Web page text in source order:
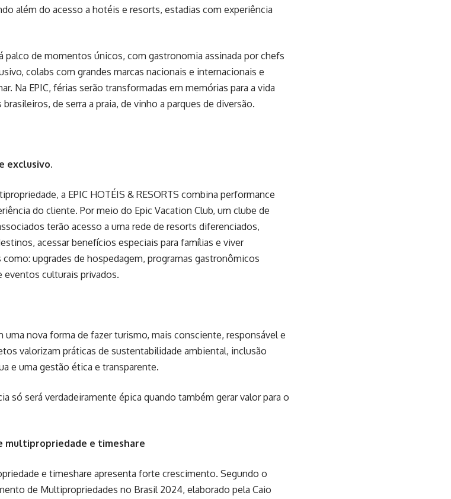
além do acesso a hotéis e resorts, estadias com experiência
palco de momentos únicos, com gastronomia assinada por chefs
colabs com grandes marcas nacionais e internacionais e
Na EPIC, férias serão transformadas em memórias para a vida
de serra a praia, de vinho a parques de diversão.
exclusivo.
a EPIC HOTÉIS & RESORTS combina performance
do cliente. Por meio do Epic Vacation Club, um clube de
terão acesso a uma rede de resorts diferenciados,
acessar benefícios especiais para famílias e viver
upgrades de hospedagem, programas gastronômicos
eventos culturais privados.
uma nova forma de fazer turismo, mais consciente, responsável e
valorizam práticas de sustentabilidade ambiental, inclusão
e uma gestão ética e transparente.
só será verdadeiramente épica quando também gerar valor para o
multipropriedade e timeshare
e timeshare apresenta forte crescimento. Segundo o
de Multipropriedades no Brasil 2024, elaborado pela Caio